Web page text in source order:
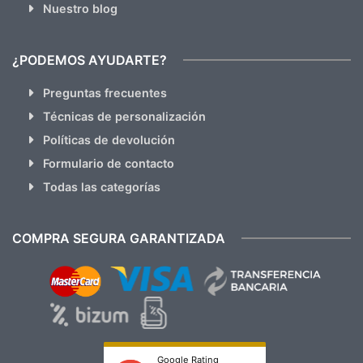
Nuestro blog
¿PODEMOS AYUDARTE?
Preguntas frecuentes
Técnicas de personalización
Políticas de devolución
Formulario de contacto
Todas las categorías
COMPRA SEGURA GARANTIZADA
Google Rating